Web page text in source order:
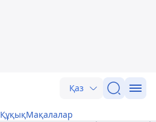
Қаз
ҚұқықМақалалар